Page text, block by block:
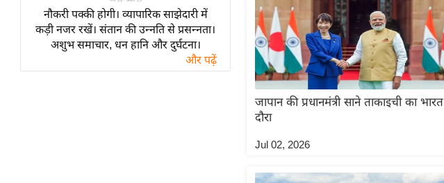
नौकरी पक्की होगी। व्यापारिक साझेदारी में
कड़ी नजर रखें। संतान की उन्नति से प्रसन्नता।
अशुभ समाचार, धन हानि और दुर्घटना।
और पढ़ें
जापान की प्रधानमंत्री साने ताकाइची का भारत
दौरा
Jul 02, 2026